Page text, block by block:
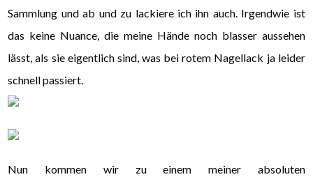
Sammlung und ab und zu lackiere ich ihn auch. Irgendwie ist
das keine Nuance, die meine Hände noch blasser aussehen
lässt, als sie eigentlich sind, was bei rotem Nagellack ja leider
schnell passiert.
Nun kommen wir zu einem meiner absoluten